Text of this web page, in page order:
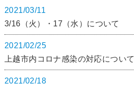
2021/03/11
3/16（火）・17（水）について
2021/02/25
上越市内コロナ感染の対応について
2021/02/18